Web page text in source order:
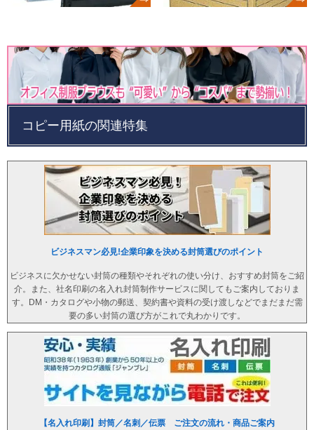
コピー用紙の関連特集
ビジネスマン必見!企業印象を決める封筒選びのポイント
ビジネスに欠かせない封筒の種類やそれぞれの使い分け、おすすめ封筒をご紹
介。また、社名印刷の名入れ封筒制作サービスに関してもご案内しておりま
す。DM・カタログや小物の郵送、契約書や資料の受け渡しなどでまだまだ需
要の多い封筒の選び方がこれで丸わかりです。
【名入れ印刷】封筒／名刺／伝票 ご注文の流れ・商品ご案内